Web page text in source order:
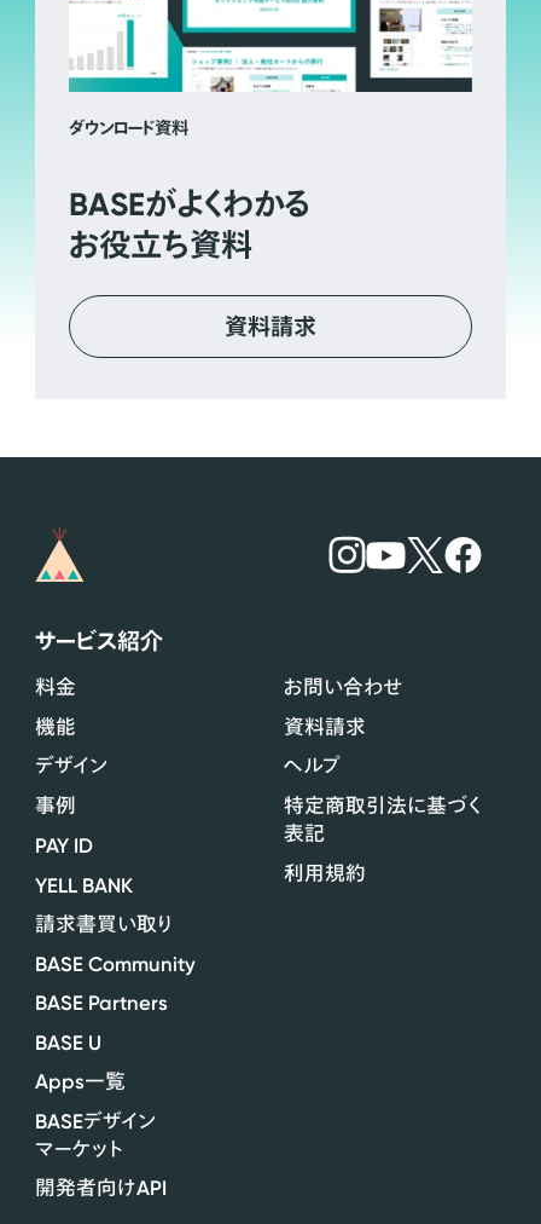
ダウンロード資料
BASEがよくわかる
お役立ち資料
資料請求
サービス紹介
料金
機能
デザイン
事例
PAY ID
YELL BANK
請求書買い取り
BASE Community
BASE Partners
BASE U
Apps一覧
BASEデザイン
マーケット
開発者向けAPI
お問い合わせ
資料請求
ヘルプ
特定商取引法に基づく
表記
利用規約